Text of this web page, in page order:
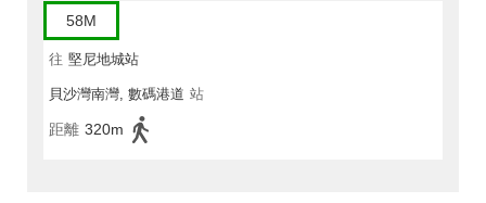
58M
往 堅尼地城站
貝沙灣南灣, 數碼港道 站
距離 320m